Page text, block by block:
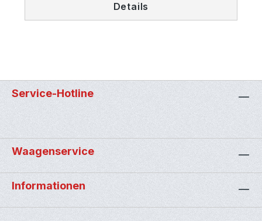
Details
Service-Hotline
Waagenservice
Informationen